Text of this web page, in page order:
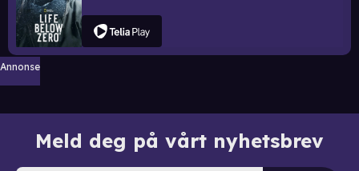
Annonse
Meld deg på vårt nyhetsbrev